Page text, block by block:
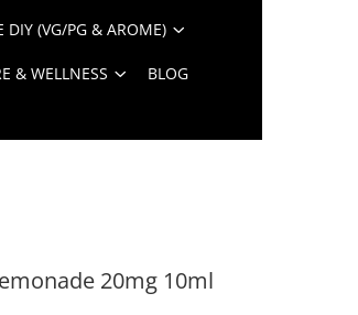
DIY (VG/PG & AROME)
& WELLNESS BLOG
20mg 10ml